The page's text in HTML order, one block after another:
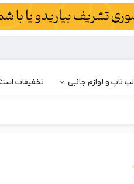
لپ تاپ و لوازم جانبی تخفیفات